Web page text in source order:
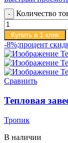
Количество
Купить в 1 клик
-8%;процент
Сравнить
Тепловая
Тропик
В наличии